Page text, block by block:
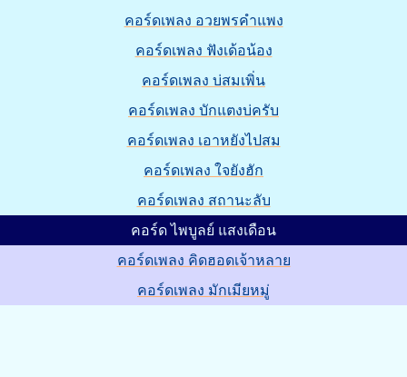
คอร์ดเพลง อวยพรคำแพง
คอร์ดเพลง ฟังเด้อน้อง
คอร์ดเพลง บ่สมเพิ่น
คอร์ดเพลง บักแตงบ่ครับ
คอร์ดเพลง เอาหยังไปสม
คอร์ดเพลง ใจยังฮัก
คอร์ดเพลง สถานะลับ
คอร์ด ไพบูลย์ แสงเดือน
คอร์ดเพลง คิดฮอดเจ้าหลาย
คอร์ดเพลง มักเมียหมู่